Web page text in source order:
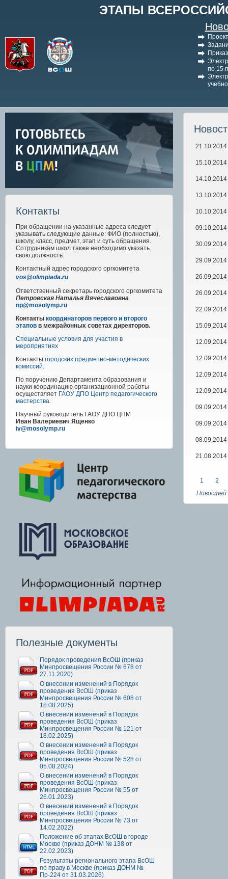
ЭТАПЫ
по 15
Контакты
При обращении на указанные адреса следует
указывать следующие данные: ФИО (полностью),
школу, класс, предмет, этап и суть обращения.
Сотрудникам школ также необходимо указать
свою должность.
Контактный адрес городского оргкомитета
vos@olimpiada.ru
Ответственный секретарь городского оргкомитета
Петровская Наталья Вячеславовна
np@mosolymp.ru
Контакты координаторов первого и второго
этапов в межрайонных советах директоров.
Специальные условия для участия в
мероприятиях
Контакты городских предметно-методических
комиссий.
По поручению Департамента образования и
науки координацию организационной работы
осуществляет ГАОУ ДПО Центр педагогического
мастерства.
Научный руководитель ГАОУ ДПО ЦПМ
Иван Валериевич Ященко
iv@mosolymp.ru
Полезные документы
Порядок проведения ВсОШ (приказ
Минпросвещения России № 678 от
27.11.2020)
О внесении изменений в Порядок
проведения ВсОШ (приказ
Минпросвещения России № 608 от
18.08.2025)
О внесении изменений в Порядок
проведения ВсОШ (приказ
Минпросвещения России № 121 от
18.02.2025)
О внесении изменений в Порядок
проведения ВсОШ (приказ
Минпросвещения России № 528 от
05.08.2024)
О внесении изменений в Порядок
проведения ВсОШ (приказ
Минпросвещения России № 55 от
26.01.2023)
О внесении изменений в Порядок
проведения ВсОШ (приказ
Минпросвещения России № 73 от
14.02.2022)
Положение об этапах ВсОШ в городе
Москве (приказ ДОНМ № 138 от
22.02.2023)
Результаты регионального этапа ВсОШ
по праву в Москве (приказ ДОНМ №
Пр-224 от 31.03.2026)
21.10.2014
15.10.2014
14.10.2014
13.10.2014
10.10.2014
09.10.2014
30.09.2014
29.09.2014
26.09.2014
26.09.2014
22.09.2014
15.09.2014
12.09.2014
12.09.2014
12.09.2014
12.09.2014
09.09.2014
09.09.2014
08.09.2014
21.08.2014
1
2
Новостей